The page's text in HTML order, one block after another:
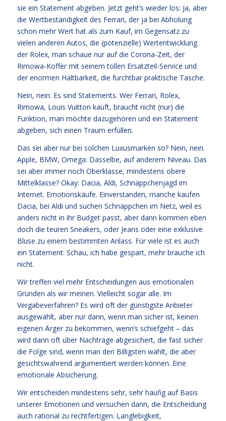
sie ein Statement abgeben. Jetzt geht’s wieder los: Ja, aber
die Wertbeständigkeit des Ferrari, der ja bei Abholung
schon mehr Wert hat als zum Kauf, im Gegensatz zu
vielen anderen Autos, die (potenzielle) Wertentwicklung
der Rolex, man schaue nur auf die Corona-Zeit, der
Rimowa-Koffer mit seinem tollen Ersatzteil-Service und
der enormen Haltbarkeit, die furchtbar praktische Tasche.
Nein, nein. Es sind Statements. Wer Ferrari, Rolex,
Rimowa, Louis Vuitton kauft, braucht nicht (nur) die
Funktion, man möchte dazugehören und ein Statement
abgeben, sich einen Traum erfüllen.
Das sei aber nur bei solchen Luxusmarken so? Nein, nein.
Apple, BMW, Omega: Dasselbe, auf anderem Niveau. Das
sei aber immer noch Oberklasse, mindestens obere
Mittelklasse? Okay: Dacia, Aldi, Schnäppchenjagd im
Internet. Emotionskäufe. Einverstanden, manche kaufen
Dacia, bei Aldi und suchen Schnäppchen im Netz, weil es
anders nicht in ihr Budget passt, aber dann kommen eben
doch die teuren Sneakers, oder Jeans oder eine exklusive
Bluse zu einem bestimmten Anlass. Für viele ist es auch
ein Statement: Schau, ich habe gespart, mehr brauche ich
nicht.
Wir treffen viel mehr Entscheidungen aus emotionalen
Gründen als wir meinen. Vielleicht sogar alle. Im
Vergabeverfahren? Es wird oft der günstigste Anbieter
ausgewählt, aber nur dann, wenn man sicher ist, keinen
eigenen Ärger zu bekommen, wenn’s schiefgeht – das
wird dann oft über Nachträge abgesichert, die fast sicher
die Folge sind, wenn man den Billigsten wählt, die aber
gesichtswahrend argumentiert werden können. Eine
emotionale Absicherung.
Wir entscheiden mindestens sehr, sehr häufig auf Basis
unserer Emotionen und versuchen dann, die Entscheidung
auch rational zu rechtfertigen. Langlebigkeit,